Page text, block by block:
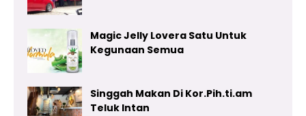
Magic Jelly Lovera Satu Untuk
Kegunaan Semua
Singgah Makan Di Kor.Pih.ti.am
Teluk Intan